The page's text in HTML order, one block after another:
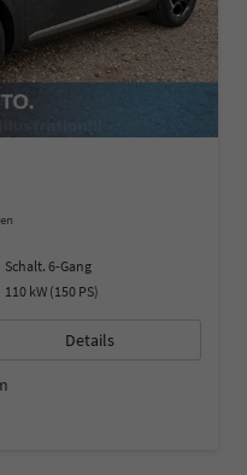
Schalt. 6-Gang
110 kW (150 PS)
Details